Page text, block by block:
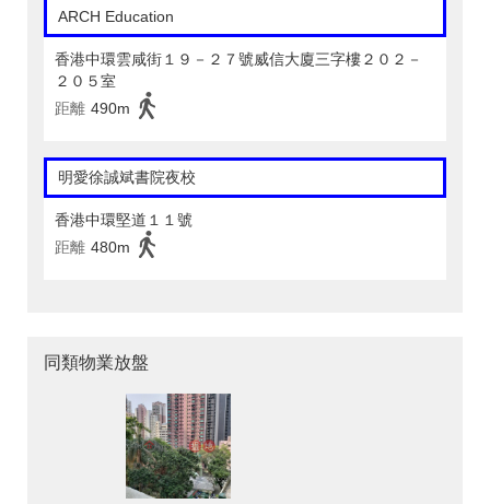
ARCH Education
香港中環雲咸街１９－２７號威信大廈三字樓２０２－
２０５室
距離 490m
明愛徐誠斌書院夜校
香港中環堅道１１號
距離 480m
同類物業放盤